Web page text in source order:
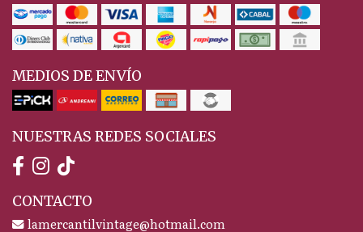
MEDIOS DE ENVÍO
NUESTRAS REDES SOCIALES
CONTACTO
lamercantilvintage@hotmail.com